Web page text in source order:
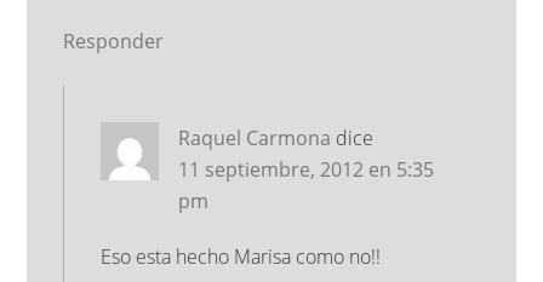
Responder
Raquel Carmona dice
11 septiembre, 2012 en 5:35
pm
Eso esta hecho Marisa como no!!